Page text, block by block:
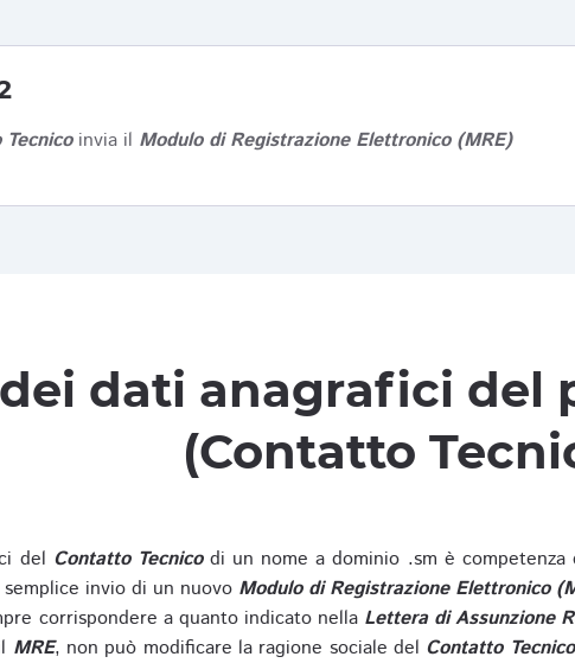
invia il Modulo di Registrazione Elettronico (MRE)
dati anagrafici del
(Contatto
del Contatto Tecnicodi un nome a dominio .sm è competenza
invio di un nuovo Modulo di Registrazione Elettronico
corrispondere a quanto indicato nella Lettera di Assunzione
MRE, non può modificare la ragione sociale del Contatto Tecnico